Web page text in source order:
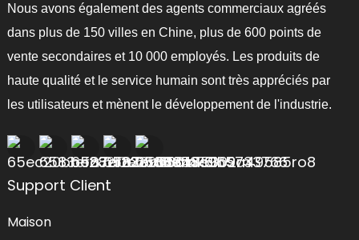
Nous avons également des agents commerciaux agréés
dans plus de 150 villes en Chine, plus de 600 points de
vente secondaires et 10 000 employés. Les produits de
haute qualité et le service humain sont très appréciés par
les utilisateurs et mènent le développement de l'industrie.
Support Client
Maison